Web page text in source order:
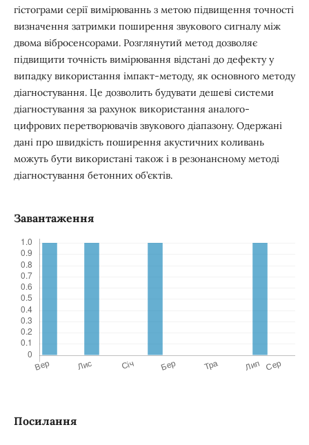
гістограми серії вимірюваннь з метою підвищення точності
визначення затримки поширення звукового сигналу між
двома вібросенсорами. Розглянутий метод дозволяє
підвищити точність вимірювання відстані до дефекту у
випадку використання імпакт-методу, як основного методу
діагностування. Це дозволить будувати дешеві системи
діагностування за рахунок використання аналого-
цифрових перетворювачів звукового діапазону. Одержані
дані про швидкість поширення акустичних коливань
можуть бути використані також і в резонансному методі
діагностування бетонних об’єктів.
Завантаження
Посилання